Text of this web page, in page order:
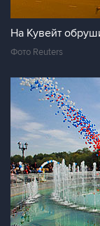
На Кувейт
Фото Reuters